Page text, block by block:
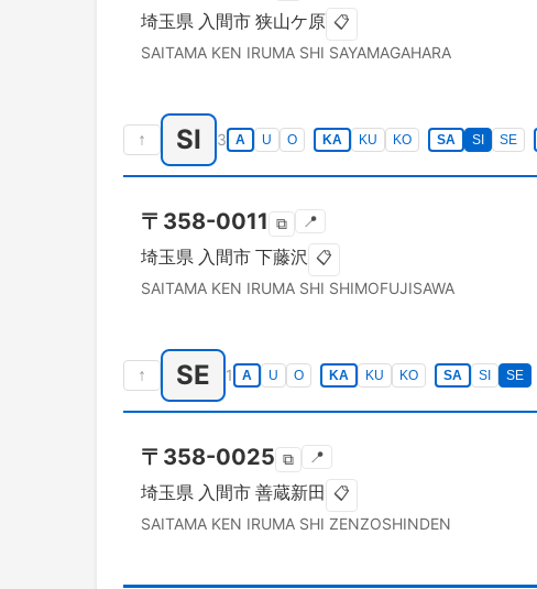
埼玉県 入間市 狭山ケ原 📋
SAITAMA KEN IRUMA SHI SAYAMAGAHARA
↑ SI 3 A U O KA KU KO SA SI SE
〒 358-0011 ⧉ 📍
埼玉県 入間市 下藤沢 📋
SAITAMA KEN IRUMA SHI SHIMOFUJISAWA
↑ SE 1 A U O KA KU KO SA SI SE
〒 358-0025 ⧉ 📍
埼玉県 入間市 善蔵新田 📋
SAITAMA KEN IRUMA SHI ZENZOSHINDEN